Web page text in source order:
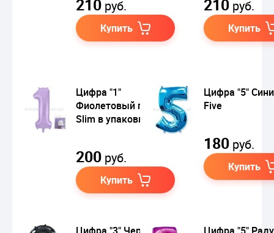
210 руб.
Купить
210 руб.
Купить
Цифра "1"
Фиолетовый пастель
Slim в упаковке
200 руб.
Купить
Цифра "5"
Five
180 руб.
Купить